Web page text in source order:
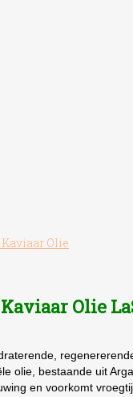
Olie
Olie
olie, bestaande uit
en voorkomt